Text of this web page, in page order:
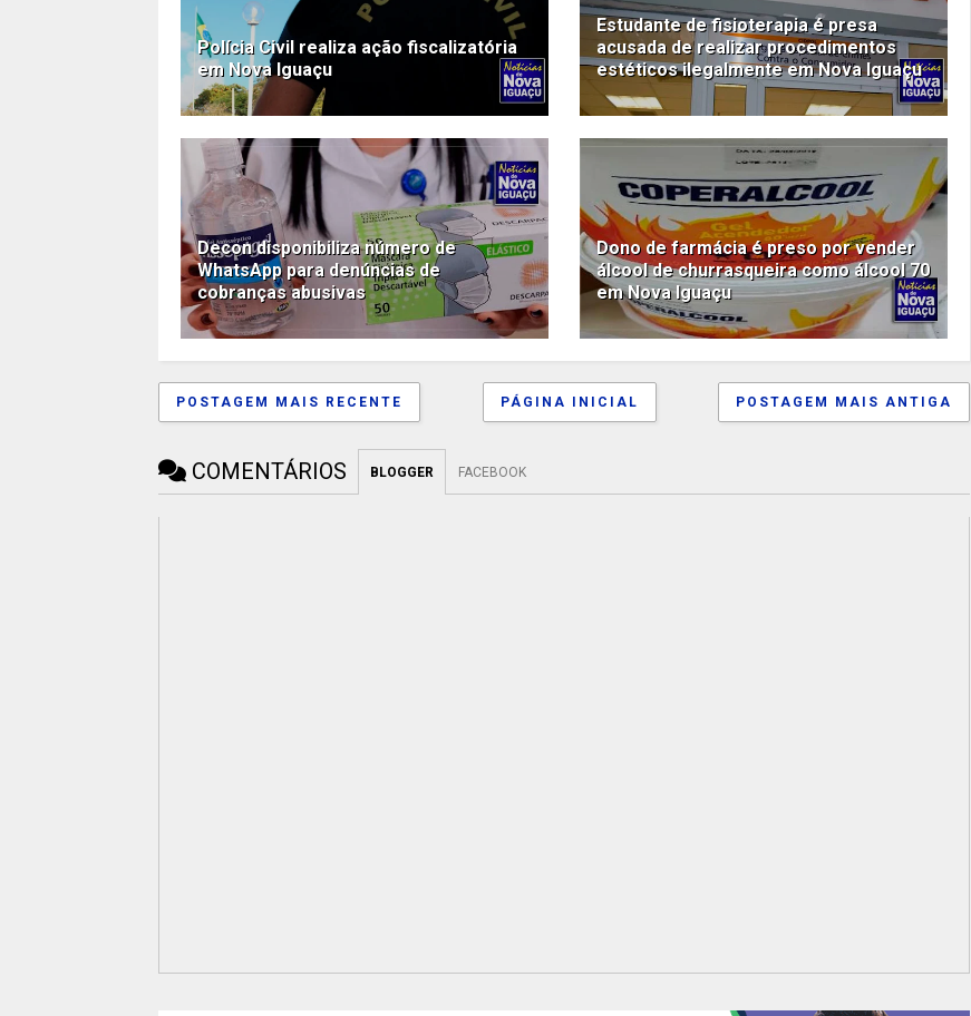
Polícia Civil realiza ação fiscalizatória
em Nova Iguaçu
Estudante de fisioterapia é presa
acusada de realizar procedimentos
estéticos ilegalmente em Nova Iguaçu
Decon disponibiliza número de
WhatsApp para denúncias de
cobranças abusivas
Dono de farmácia é preso por vender
álcool de churrasqueira como álcool 70
em Nova Iguaçu
POSTAGEM MAIS RECENTE POSTAGEM MAIS ANTIGA
PÁGINA INICIAL
COMENTÁRIOS BLOGGER FACEBOOK